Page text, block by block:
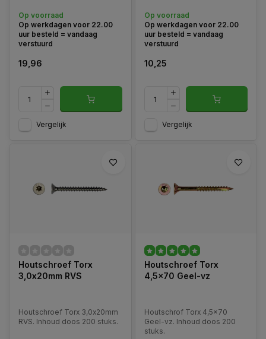
Op voorraad
Op werkdagen voor 22.00
uur besteld = vandaag
verstuurd
19,96
Vergelijk
Op voorraad
Op werkdagen voor 22.00
uur besteld = vandaag
verstuurd
10,25
Vergelijk
Houtschroef Torx
3,0x20mm RVS
Houtschroef Torx 3,0x20mm
RVS. Inhoud doos 200 stuks.
Houtschroef Torx
4,5x70 Geel-vz
Houtschrof Torx 4,5x70
Geel-vz. Inhoud doos 200
stuks.